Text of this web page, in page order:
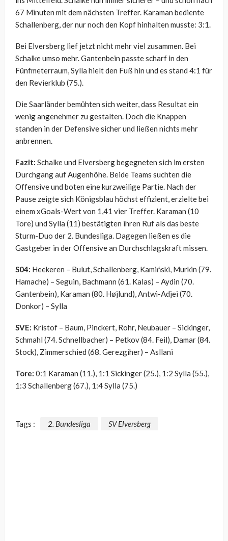
67 Minuten mit dem nächsten Treffer. Karaman bediente
Schallenberg, der nur noch den Kopf hinhalten musste: 3:1.
Bei Elversberg lief jetzt nicht mehr viel zusammen. Bei
Schalke umso mehr. Gantenbein passte scharf in den
Fünfmeterraum, Sylla hielt den Fuß hin und es stand 4:1 für
den Revierklub (75.).
Die Saarländer bemühten sich weiter, dass Resultat ein
wenig angenehmer zu gestalten. Doch die Knappen
standen in der Defensive sicher und ließen nichts mehr
anbrennen.
Fazit: Schalke und Elversberg begegneten sich im ersten
Durchgang auf Augenhöhe. Beide Teams suchten die
Offensive und boten eine kurzweilige Partie. Nach der
Pause zeigte sich Königsblau höchst effizient, erzielte bei
einem xGoals-Wert von 1,41 vier Treffer. Karaman (10
Tore) und Sylla (11) bestätigten ihren Ruf als das beste
Sturm-Duo der 2. Bundesliga. Dagegen ließen es die
Gastgeber in der Offensive an Durchschlagskraft missen.
S04: Heekeren – Bulut, Schallenberg, Kamiński, Murkin (79.
Hamache) – Seguin, Bachmann (61. Kalas) – Aydin (70.
Gantenbein), Karaman (80. Højlund), Antwi-Adjei (70.
Donkor) – Sylla
SVE: Kristof – Baum, Pinckert, Rohr, Neubauer – Sickinger,
Schmahl (74. Schnellbacher) – Petkov (84. Feil), Damar (84.
Stock), Zimmerschied (68. Gerezgiher) – Asllani
Tore: 0:1 Karaman (11.), 1:1 Sickinger (25.), 1:2 Sylla (55.),
1:3 Schallenberg (67.), 1:4 Sylla (75.)
Tags : 2. Bundesliga SV Elversberg